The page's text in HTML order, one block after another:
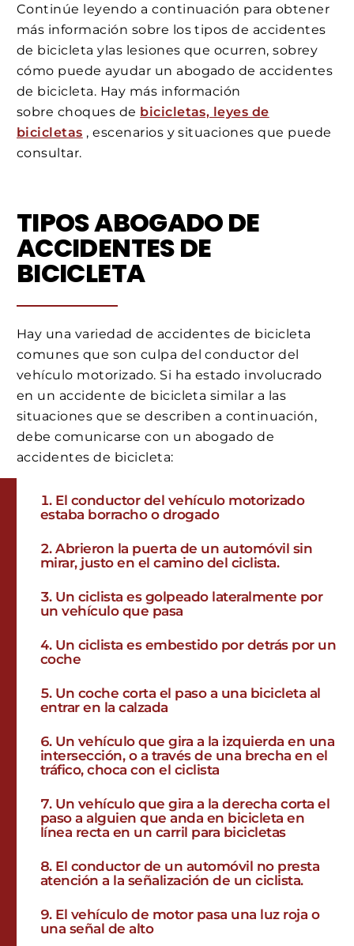
Continúe leyendo a continuación para obtener
más información sobre los tipos de accidentes
de bicicleta ylas lesiones que ocurren, sobrey
cómo puede ayudar un abogado de accidentes
de bicicleta. Hay más información
sobre choques de bicicletas, leyes de
bicicletas , escenarios y situaciones que puede
consultar.
TIPOS ABOGADO DE
ACCIDENTES DE
BICICLETA
Hay una variedad de accidentes de bicicleta
comunes que son culpa del conductor del
vehículo motorizado. Si ha estado involucrado
en un accidente de bicicleta similar a las
situaciones que se describen a continuación,
debe comunicarse con un abogado de
accidentes de bicicleta:
El conductor del vehículo motorizado
estaba borracho o drogado
Abrieron la puerta de un automóvil sin
mirar, justo en el camino del ciclista.
Un ciclista es golpeado lateralmente por
un vehículo que pasa
Un ciclista es embestido por detrás por un
coche
Un coche corta el paso a una bicicleta al
entrar en la calzada
Un vehículo que gira a la izquierda en una
intersección, o a través de una brecha en el
tráfico, choca con el ciclista
Un vehículo que gira a la derecha corta el
paso a alguien que anda en bicicleta en
línea recta en un carril para bicicletas
El conductor de un automóvil no presta
atención a la señalización de un ciclista.
El vehículo de motor pasa una luz roja o
una señal de alto